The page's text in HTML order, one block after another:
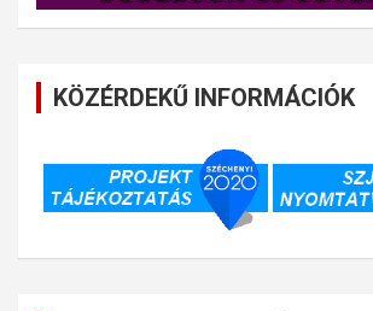
KÖZÉRDEKŰ INFORMÁCIÓK